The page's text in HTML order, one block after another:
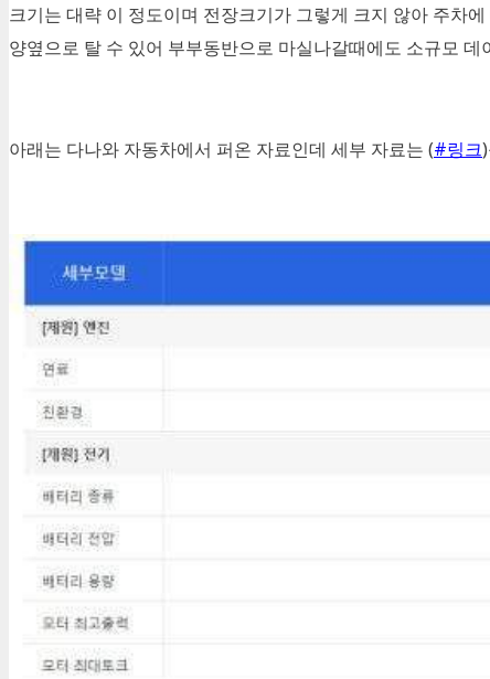
크기는 대략 이 정도이며 전장크기가 그렇게 크지 않아 주차
양옆으로 탈 수 있어 부부동반으로 마실나갈때에도 소규모
아래는 다나와 자동차에서 퍼온 자료인데 세부 자료는 (#링크